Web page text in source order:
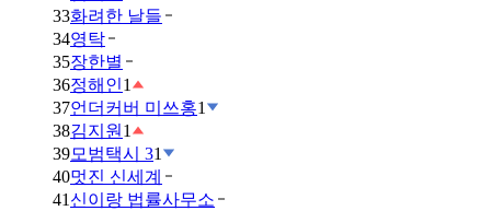
33화려한 날들
34영탁
35장한별
36정해인1
37언더커버 미쓰홍1
38김지원 1
39모범택시 31
40멋진 신세계
41 신이랑 법률사무소